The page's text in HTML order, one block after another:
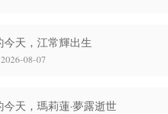
今天，江常輝出生
08-07
今天，瑪莉蓮·夢露逝世